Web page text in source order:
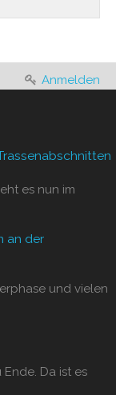
Anmelden
es nun im
an der
und vielen
Da ist es